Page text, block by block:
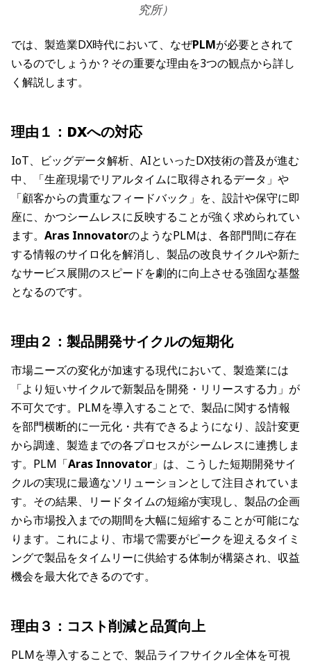
究所）
では、製造業DX時代において、なぜPLMが必要とされて
いるのでしょうか？その重要な理由を3つの観点から詳し
く解説します。
理由１：DXへの対応
IoT、ビッグデータ解析、AIといったDX技術の普及が進む
中、「生産現場でリアルタイムに取得されるデータ」や
「顧客からの貴重なフィードバック」を、設計や保守に即
座に、かつシームレスに反映することが強く求められてい
ます。 Aras InnovatorのようなPLMは、各部門間に存在
する情報のサイロ化を解消し、製品の改良サイクルや新た
なサービス展開のスピードを劇的に向上させる強固な基盤
となるのです。
理由２：製品開発サイクルの短期化
市場ニーズの変化が加速する現代において、製造業には
「より短いサイクルで新製品を開発・リリースする力」が
不可欠です。PLMを導入することで、製品に関する情報
を部門横断的に一元化・共有できるようになり、設計変更
から調達、製造までの各プロセスがシームレスに連携しま
す。PLM「Aras Innovator」は、こうした短期開発サイ
クルの実現に最適なソリューションとして注目されていま
す。その結果、リードタイムの短縮が実現し、製品の企画
から市場投入までの期間を大幅に短縮することが可能にな
ります。これにより、市場で需要がピークを迎えるタイミ
ングで製品をタイムリーに供給する体制が構築され、収益
機会を最大化できるのです。
理由３：コスト削減と品質向上
PLMを導入することで、製品ライフサイクル全体を可視